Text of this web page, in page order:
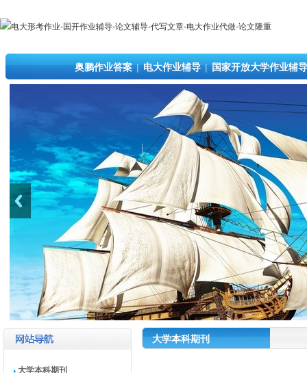
奥鹏作业答案 | 电大作业辅导 | 国家开放大学作业辅导
大学本科期刊
大学本科期刊